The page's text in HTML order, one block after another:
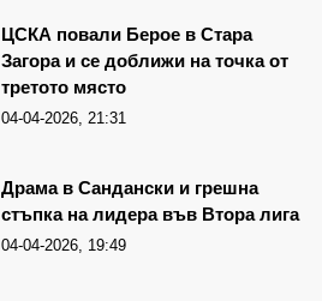
ЦСКА повали Берое в Стара
Загора и се доближи на точка от
третото място
04-04-2026, 21:31
Драма в Сандански и грешна
стъпка на лидера във Втора лига
04-04-2026, 19:49